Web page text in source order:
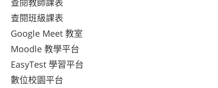
查閱教師課表
查閱班級課表
Google Meet 教室
Moodle 教學平台
EasyTest 學習平台
數位校園平台